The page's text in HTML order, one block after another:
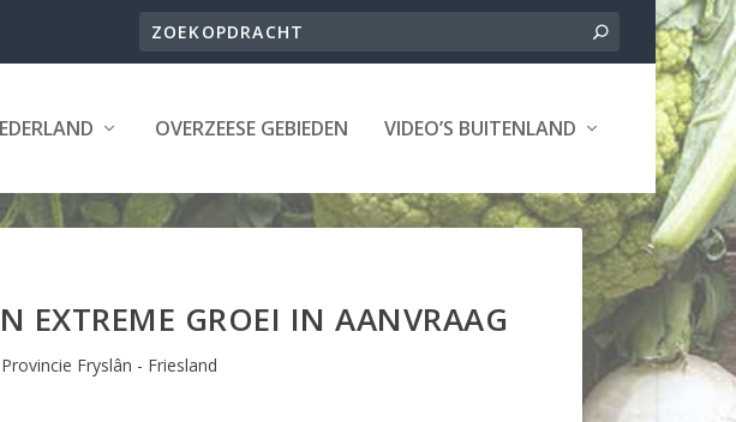
OVERZEESE GEBIEDEN VIDEO’S BUITENLAND
EXTREME GROEI IN AANVRAAG
Provincie Fryslân - Friesland